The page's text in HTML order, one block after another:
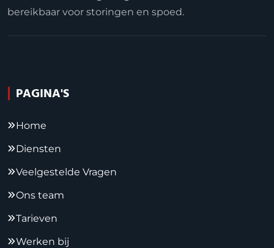
bereikbaar voor storingen en spoed.
PAGINA'S
Home
Diensten
Veelgestelde Vragen
Ons team
Tarieven
Werken bij